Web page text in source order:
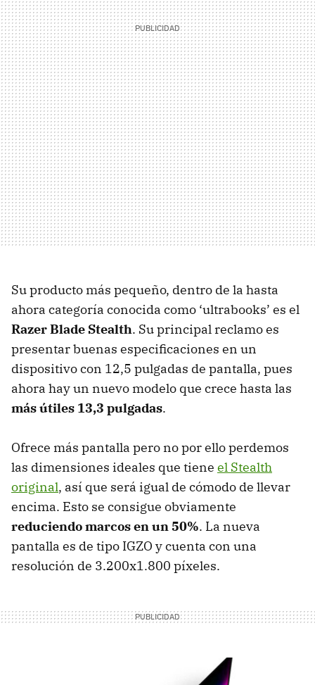
Su producto más pequeño, dentro de la hasta
ahora categoría conocida como ‘ultrabooks’ es el
Razer Blade Stealth. Su principal reclamo es
presentar buenas especificaciones en un
dispositivo con 12,5 pulgadas de pantalla, pues
ahora hay un nuevo modelo que crece hasta las
más útiles 13,3 pulgadas.
Ofrece más pantalla pero no por ello perdemos
las dimensiones ideales que tiene el Stealth
original, así que será igual de cómodo de llevar
encima. Esto se consigue obviamente
reduciendo marcos en un 50%. La nueva
pantalla es de tipo IGZO y cuenta con una
resolución de 3.200x1.800 píxeles.